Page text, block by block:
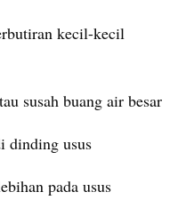
kecil-kecil
susah buang air besar
dinding usus
pada usus